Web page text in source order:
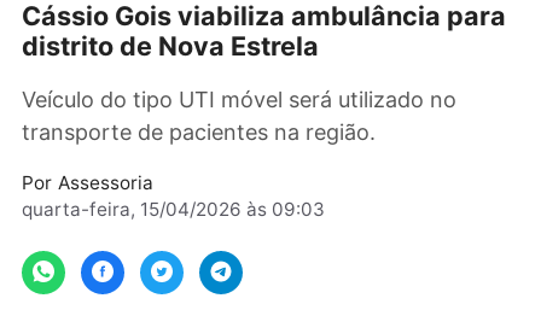
Cássio Gois viabiliza ambulância
Veículo do tipo UTI móvel será utilizado no
transporte de pacientes na região.
Por
Assessoria
quarta-feira, 15/04/2026 às 09:03